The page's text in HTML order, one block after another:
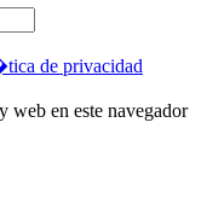
de privacidad
web en este navegador